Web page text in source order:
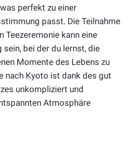
perfekt zu einer
passt. Die Teilnahme
Teezeremonie kann eine
bei der du lernst, die
Momente des Lebens zu
nach Kyoto ist dank des gut
unkompliziert und
Atmosphäre